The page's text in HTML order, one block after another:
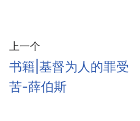
上一个
书籍|基督为人的罪受
苦-薛伯斯